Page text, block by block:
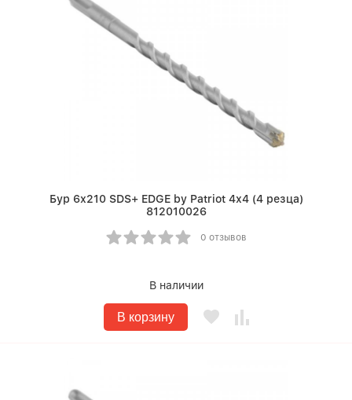
Бур 6х210 SDS+ EDGE by Patriot 4х4 (4 резца)
812010026
0 отзывов
В наличии
В корзину